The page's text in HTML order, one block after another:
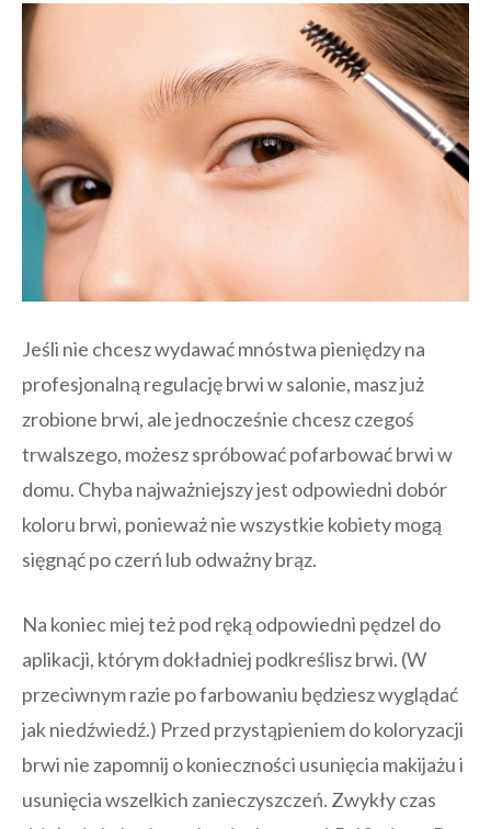
Jeśli nie chcesz wydawać mnóstwa pieniędzy na
profesjonalną regulację brwi w salonie, masz już
zrobione brwi, ale jednocześnie chcesz czegoś
trwalszego, możesz spróbować pofarbować brwi w
domu. Chyba najważniejszy jest odpowiedni dobór
koloru brwi, ponieważ nie wszystkie kobiety mogą
sięgnąć po czerń lub odważny brąz.
Na koniec miej też pod ręką odpowiedni pędzel do
aplikacji, którym dokładniej podkreślisz brwi. (W
przeciwnym razie po farbowaniu będziesz wyglądać
jak niedźwiedź.) Przed przystąpieniem do koloryzacji
brwi nie zapomnij o konieczności usunięcia makijażu i
usunięcia wszelkich zanieczyszczeń. Zwykły czas